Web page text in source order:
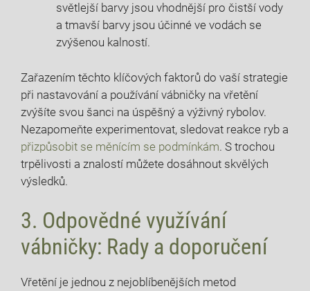
světlejší barvy jsou vhodnější‌ pro čistší‌ vody
a tmavší barvy jsou účinné ve vodách se
zvýšenou kalností.
Zařazením ​těchto klíčových faktorů do vaší⁣ strategie
při nastavování a ​používání vábničky⁤ na vřetění
zvýšíte svou šanci na úspěšný a výživný rybolov.
Nezapomeňte experimentovat, sledovat reakce ryb a
přizpůsobit se měnícím se podmínkám. S trochou
trpělivosti a ​znalostí⁢ můžete dosáhnout skvělých
výsledků.
3. Odpovědné využívání
vábničky: Rady a doporučení
Vřetění je jednou z nejoblíbenějších metod